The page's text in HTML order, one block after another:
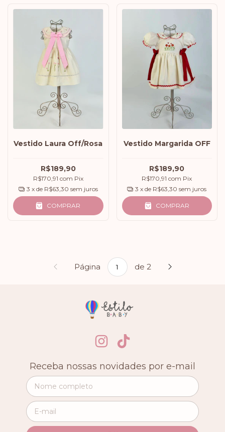
Vestido Laura Off/Rosa
R$189,90
R$170,91 com Pix
3 x de R$63,30 sem juros
COMPRAR
Vestido Margarida OFF
R$189,90
R$170,91com Pix
3 x de R$63,30 sem juros
COMPRAR
Página de 2
Receba nossas novidades por e-mail